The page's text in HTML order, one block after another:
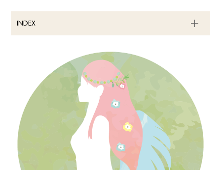
INDEX